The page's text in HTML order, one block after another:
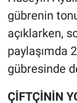
gübrenin
açıklarken,
paylaşımda
gübresinde
ÇİFTÇİNİN